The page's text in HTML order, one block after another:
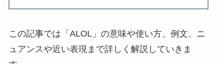
この記事では「ALOL」の意味や使い方、例文、ニ
ュアンスや近い表現まで詳しく解説していきま